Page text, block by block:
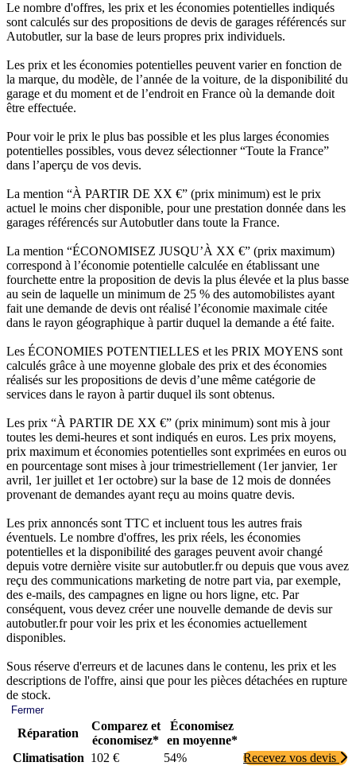
Le nombre d'offres, les prix et les économies potentielles indiqués
sont calculés sur des propositions de devis de garages référencés sur
Autobutler, sur la base de leurs propres prix individuels.
Les prix et les économies potentielles peuvent varier en fonction de
la marque, du modèle, de l’année de la voiture, de la disponibilité du
garage et du moment et de l’endroit en France où la demande doit
être effectuée.
Pour voir le prix le plus bas possible et les plus larges économies
potentielles possibles, vous devez sélectionner “Toute la France”
dans l’aperçu de vos devis.
La mention “À PARTIR DE XX €” (prix minimum) est le prix
actuel le moins cher disponible, pour une prestation donnée dans les
garages référencés sur Autobutler dans toute la France.
La mention “ÉCONOMISEZ JUSQU’À XX €” (prix maximum)
correspond à l’économie potentielle calculée en établissant une
fourchette entre la proposition de devis la plus élevée et la plus basse
au sein de laquelle un minimum de 25 % des automobilistes ayant
fait une demande de devis ont réalisé l’économie maximale citée
dans le rayon géographique à partir duquel la demande a été faite.
Les ÉCONOMIES POTENTIELLES et les PRIX MOYENS sont
calculés grâce à une moyenne globale des prix et des économies
réalisés sur les propositions de devis d’une même catégorie de
services dans le rayon à partir duquel ils sont obtenus.
Les prix “À PARTIR DE XX €” (prix minimum) sont mis à jour
toutes les demi-heures et sont indiqués en euros. Les prix moyens,
prix maximum et économies potentielles sont exprimées en euros ou
en pourcentage sont mises à jour trimestriellement (1er janvier, 1er
avril, 1er juillet et 1er octobre) sur la base de 12 mois de données
provenant de demandes ayant reçu au moins quatre devis.
Les prix annoncés sont TTC et incluent tous les autres frais
éventuels. Le nombre d'offres, les prix réels, les économies
potentielles et la disponibilité des garages peuvent avoir changé
depuis votre dernière visite sur autobutler.fr ou depuis que vous avez
reçu des communications marketing de notre part via, par exemple,
des e-mails, des campagnes en ligne ou hors ligne, etc. Par
conséquent, vous devez créer une nouvelle demande de devis sur
autobutler.fr pour voir les prix et les économies actuellement
disponibles.
Sous réserve d'erreurs et de lacunes dans le contenu, les prix et les
descriptions de l'offre, ainsi que pour les pièces détachées en rupture
de stock.
Fermer
Réparation
Comparez et
économisez*
Économisez
en moyenne*
Climatisation 102 € 54%
Recevez vos devis